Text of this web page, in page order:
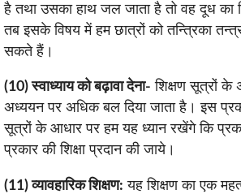
है तथा उसका हाथ जल जाता है तो वह दूध का
तब इसके विषय में हम छात्रों को तन्त्रिका
सकते हैं।
(10) स्वाध्याय को बढ़ावा देना- शिक्षण सूत्रों के
अध्ययन पर अधिक बल दिया जाता है। इस
सूत्रों के आधार पर हम यह ध्यान रखेंगे कि
प्रकार की शिक्षा प्रदान की जाये।
(11) व्यावहारिक शिक्षण: यह शिक्षण का एक